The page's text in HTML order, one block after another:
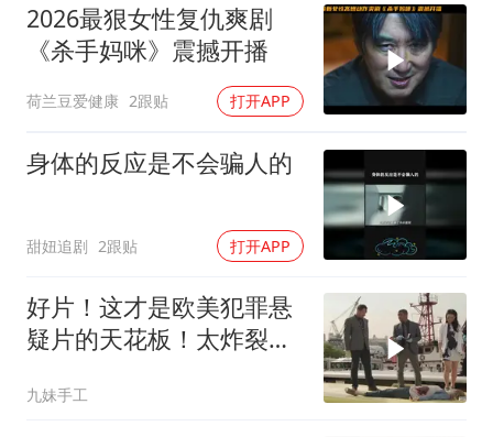
2026最狠女性复仇爽剧
《杀手妈咪》震撼开播
荷兰豆爱健康 2跟贴 打开APP
身体的反应是不会骗人的
甜妞追剧 2跟贴 打开APP
好片！这才是欧美犯罪悬
疑片的天花板！太炸裂
九妹手工